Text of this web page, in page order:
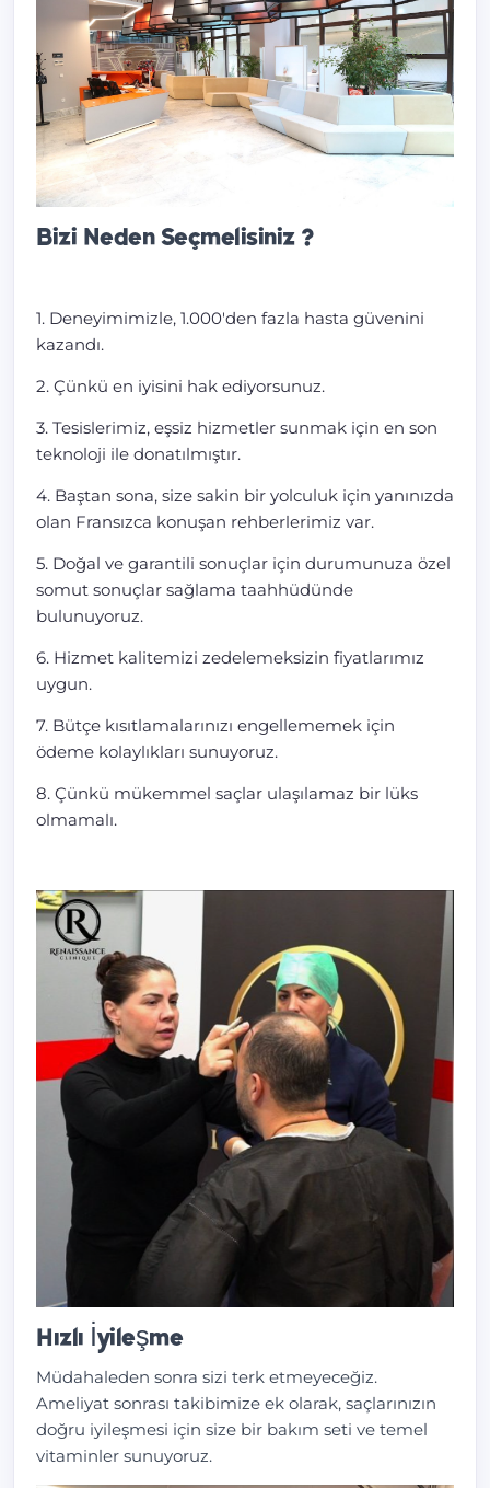
Bizi Neden Seçmelisiniz ?
1. Deneyimimizle, 1.000'den fazla hasta güvenini
kazandı.
2. Çünkü en iyisini hak ediyorsunuz.
3. Tesislerimiz, eşsiz hizmetler sunmak için en son
teknoloji ile donatılmıştır.
4. Baştan sona, size sakin bir yolculuk için yanınızda
olan Fransızca konuşan rehberlerimiz var.
5. Doğal ve garantili sonuçlar için durumunuza özel
somut sonuçlar sağlama taahhüdünde
bulunuyoruz.
6. Hizmet kalitemizi zedelemeksizin fiyatlarımız
uygun.
7. Bütçe kısıtlamalarınızı engellememek için
ödeme kolaylıkları sunuyoruz.
8. Çünkü mükemmel saçlar ulaşılamaz bir lüks
olmamalı.
Hızlı İyileşme
Müdahaleden sonra sizi terk etmeyeceğiz.
Ameliyat sonrası takibimize ek olarak, saçlarınızın
doğru iyileşmesi için size bir bakım seti ve temel
vitaminler sunuyoruz.